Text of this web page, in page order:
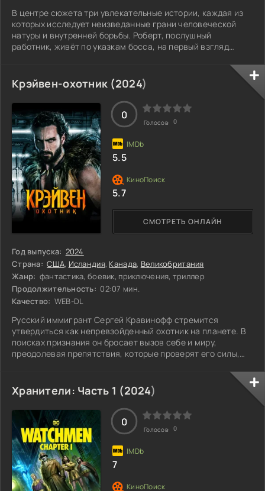
В центре сюжета три увлекательные истории, каждая из
которых исследует неизведанные грани человеческой
натуры и внутренней борьбы. Роберт, послушный
работник, живёт по указкам босса, на первый взгляд
намерения. Полицейский Дэниэл сталкивается с
необъяснимыми переменами в жене после её
загадочного возвращения из экспедиции. Тем временем
Эндрю и Эмили, последователи странного культа, ищут
девушку с чудесной способностью оживлять мёртвых. Но
что,
Крэйвен-охотник (2024)
Год выпуска: 2024
Страна: США, Исландия, Канада, Великобритания
Жанр: фантастика, боевик, приключения, триллер
Продолжительность: 02:07 мин.
Качество: WEB-DL
Русский иммигрант Сергей Кравинофф стремится
утвердиться как непревзойденный охотник на планете. В
поисках признания он бросает вызов себе и миру,
преодолевая препятствия, которые проверят его силы,
с дикими хищниками, изучая их повадки и адаптируясь к
новым условиям. На этом пути его ждет не только борьба
с внешними врагами, но и внутреннее противостояние с
собственными страхами и сомнениями. Однако истинная
угроза скрывается там, где он
СМОТРЕТЬ ОНЛАЙН
0
Голосов: 0
5.5
5.7
Хранители: Часть 1 (2024)
0
Голосов: 0
7